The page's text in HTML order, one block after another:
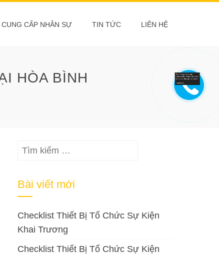
CUNG CẤP NHÂN SỰ TIN TỨC LIÊN HỆ
HÒA BÌNH
Tìm
Bài viết mới
Checklist Thiết Bị Tổ Chức Sự Kiện
Khai Trương
Checklist Thiết Bị Tổ Chức Sự Kiện